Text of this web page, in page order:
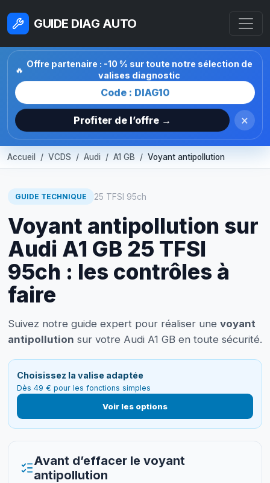
GUIDE DIAG AUTO
🔥
Offre partenaire : -10 % sur toute notre sélection de
valises diagnostic
Code : DIAG10
Profiter de l’offre → ×
Accueil VCDS Audi A1 GB Voyant antipollution
GUIDE TECHNIQUE 25 TFSI 95ch
Voyant antipollution sur
Audi A1 GB 25 TFSI
95ch : les contrôles à
faire
Suivez notre guide expert pour réaliser une voyant
antipollution sur votre Audi A1 GB en toute sécurité.
Choisissez la valise adaptée
Dès 49 € pour les fonctions simples
Voir les options
Avant d’effacer le voyant
antipollution